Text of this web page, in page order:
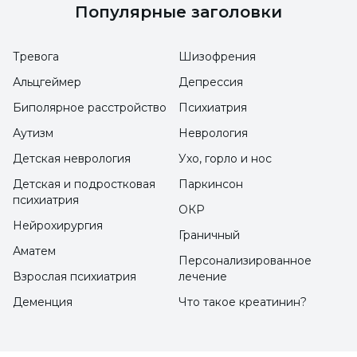
поздним развитием речи есть проблемы с
к обучению диагностирована на ранней
стадии и ребенок получает соответствующее
образование, ее можно устранить без
особого ухудшения академических успехов
НА РЕБЕНКА МОГУТ НАВЕСИТЬ ЯРЛЫК
Эмель Сары Гёктен отметил, что если не
распознать вовремя неспособность к
обучению и пустить ее на самотек, на
Популярные заголовки
Тревога
Альцгеймер
Биполярное расстройство
Аутизм
Детская неврология
Шизофрения
Депрессия
Психиатрия
Неврология
Ухо, горло и нос
Детская и подростковая
психиатрия
Нейрохирургия
Аматем
Взрослая психиатрия
Деменция
Паркинсон
ОКР
Граничный
Персонализированное
лечение
Что такое креатинин?